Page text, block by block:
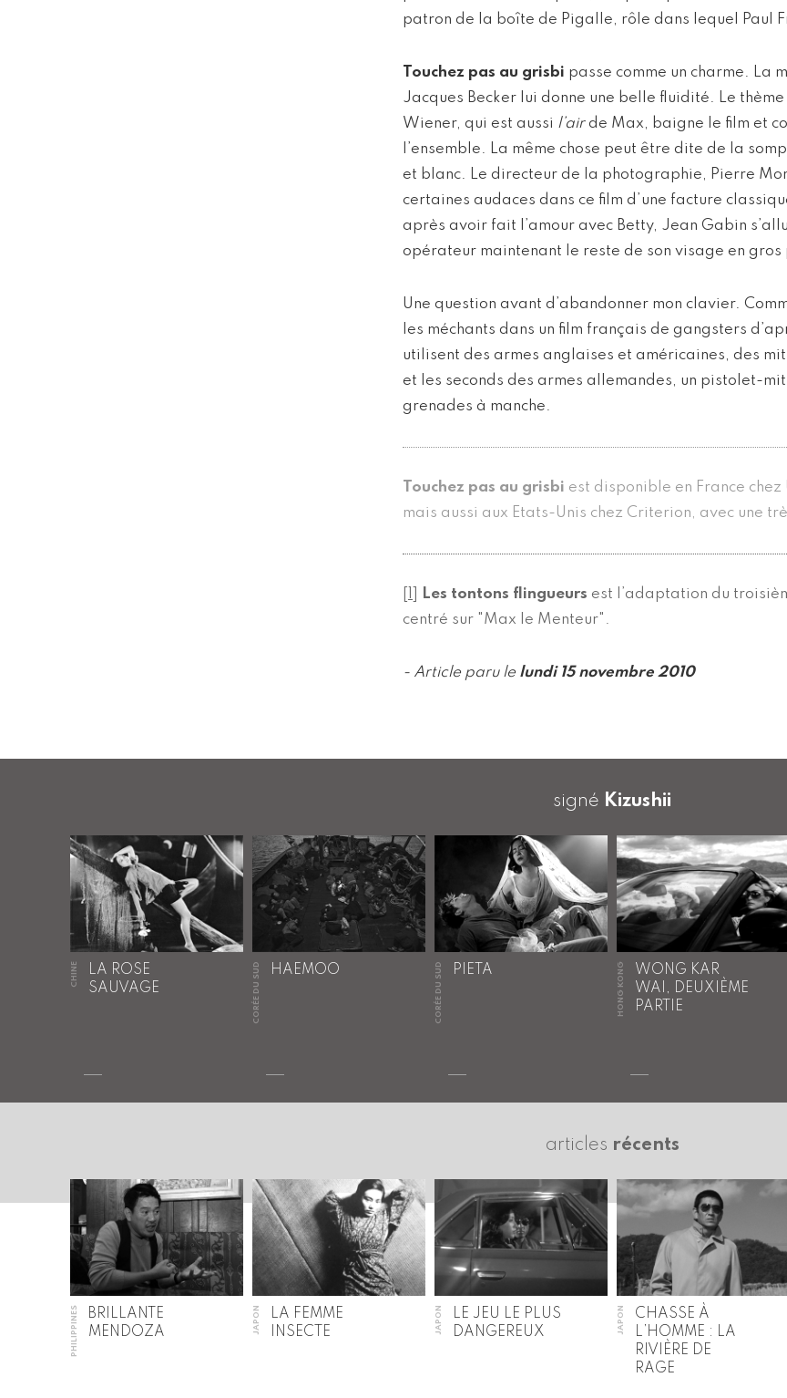
patron de la boîte de Pigalle, rôle dans lequel Paul
Touchez pas au grisbi passe comme un charme. La
Jacques Becker lui donne une belle fluidité. Le
Wiener, qui est aussi l’airde Max, baigne le film et
l’ensemble. La même chose peut être dite de la
et blanc. Le directeur de la photographie, Pierre
certaines audaces dans ce film d’une facture
après avoir fait l’amour avec Betty, Jean Gabin
opérateur maintenant le reste de son visage en gros
Une question avant d’abandonner mon clavier.
les méchants dans un film français de gangsters
utilisent des armes anglaises et américaines, des
et les seconds des armes allemandes, un pistolet-
grenades à manche.
Touchez pas au grisbi est disponible en France
mais aussi aux Etats-Unis chez Criterion, avec une
Les tontons flingueurs est l’adaptation du
centré sur "Max le Menteur".
- Article paru le lundi 15 novembre 2010
signé Kizushii
CHINE
LA ROSE
SAUVAGE
CORÉE DU SUD HAEMOO CORÉE DU SUD PIETA HONG KONG
WONG KAR
WAI, DEUXIÈME
PARTIE
articles récents
PHILIPPINES
BRILLANTE
MENDOZA
JAPON
LA FEMME
INSECTE
JAPON
LE JEU LE PLUS
DANGEREUX
JAPON
CHASSE À
L’HOMME : LA
RIVIÈRE DE
RAGE